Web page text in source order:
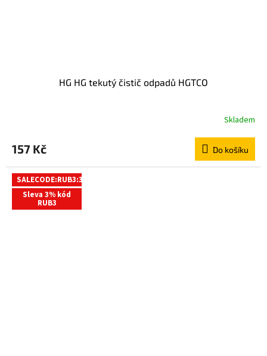
HG HG tekutý čistič odpadů HGTCO
Skladem
157 Kč Do košíku
SALECODE:RUB3:3:%
Sleva 3% kód
RUB3